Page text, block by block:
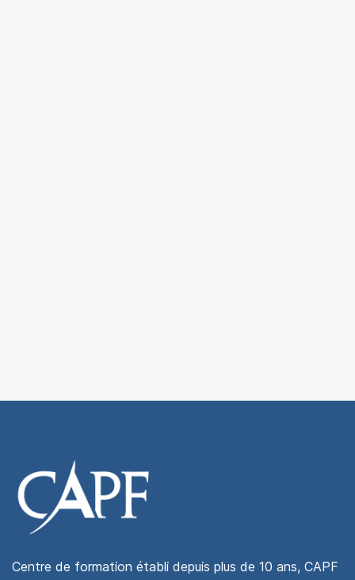
Centre de formation établi depuis plus de 10 ans, CAPF